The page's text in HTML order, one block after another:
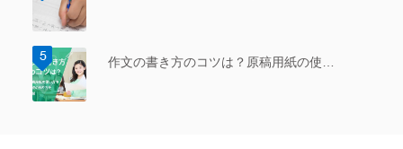
作文の書き方のコツは？原稿用紙の使…